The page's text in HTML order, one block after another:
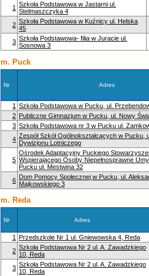
1 Szkoła Podstawowa w Jastarni ul.
Stelmaszczyka 4
2 Szkoła Podstawowa w Kuźnicy ul. Helska
45
3 Szkoła Podstawowa- filia w Juracie ul.
Sosnowa 3
m. Puck
Nr Adres
1 Szkoła Podstawowa w Pucku, ul.
2 Publiczne Gimnazjum w Pucku, ul. Nowy
3 Szkoła Podstawowa nr 3 w Pucku ul.
4 Zespół Szkół Ogólnokształcących w Pucku,
Dywizjonu Lotniczego
5
Ośrodek Adaptacyjny Puckiego
Wspierającego Osoby Niepełnosprawne
Pucku ul. Mestwina 32
6 Dom Pomocy Społecznej w Pucku, ul.
Majkowskiego 3
m. Reda
Nr Adres
1
Przedszkole Nr 1 ul. Gniewowska 4, Reda
2 Szkoła Podstawowa Nr 2 ul. A. Zawadzkiego
10, Reda
3 Szkoła Podstawowa Nr 2 ul. A. Zawadzkiego
10, Reda